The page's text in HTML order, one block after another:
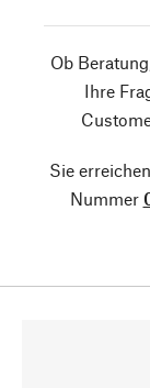
Ob
Ihre
Sie
Nummer